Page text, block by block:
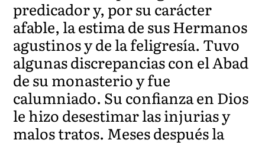
predicador y, por su carácter
afable, la estima de sus Hermanos
agustinos y de la feligresía. Tuvo
algunas discrepancias con el Abad
de su monasterio y fue
calumniado. Su confianza en Dios
le hizo desestimar las injurias y
malos tratos. Meses después la